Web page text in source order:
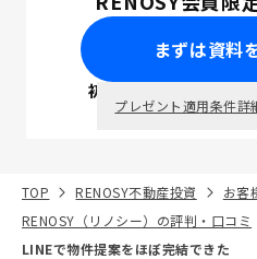
まずは資料
初回面談で ポ
プレゼント適用条件詳
TOP RENOSY不動産投資
お客
RENOSY（リノシー）の評判・口コミ
LINEで物件提案をほぼ完結できた